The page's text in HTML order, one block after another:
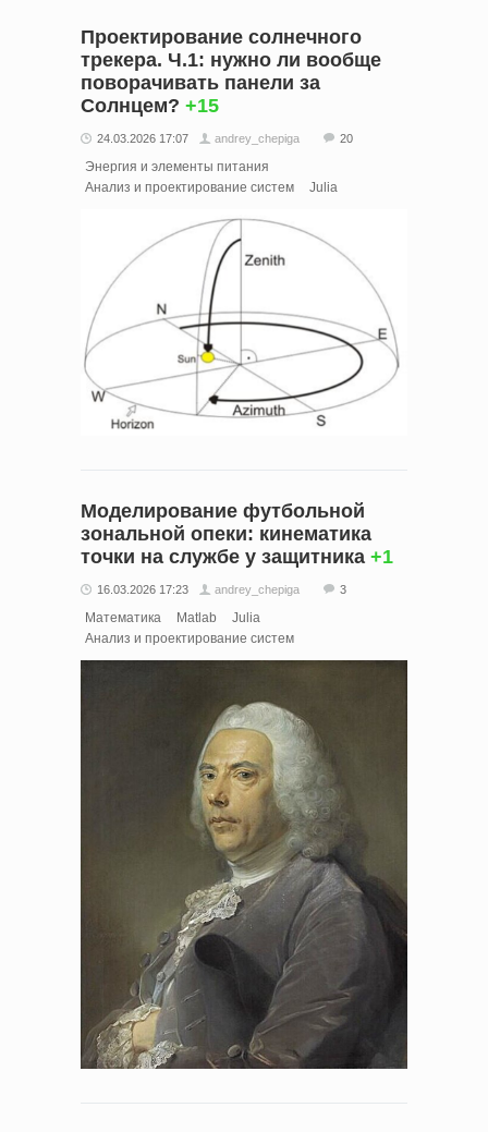
Проектирование солнечного
трекера. Ч.1: нужно ли вообще
поворачивать панели за
Солнцем? +15
24.03.2026 17:07 andrey_chepiga 20
Энергия и элементы питания
Анализ и проектирование систем
Julia
Моделирование футбольной
зональной опеки: кинематика
точки на службе у защитника +1
16.03.2026 17:23 andrey_chepiga 3
Математика Matlab
Julia
Анализ и проектирование систем